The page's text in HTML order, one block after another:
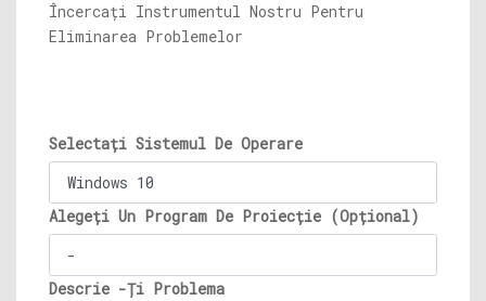
Încercați Instrumentul Nostru Pentru
Eliminarea Problemelor
Selectați Sistemul De Operare
Alegeți Un Program De Proiecție (Opțional)
Descrie -Ți Problema